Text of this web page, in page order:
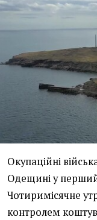
Окупаційні
Одещині у
Чотиримісячне
контролем